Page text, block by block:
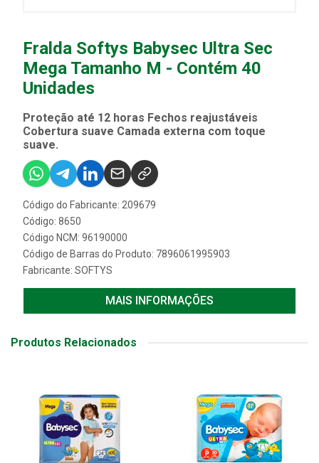
Fralda Softys Babysec Ultra Sec
Mega Tamanho M - Contém 40
Unidades
Proteção até 12 horas Fechos reajustáveis
Cobertura suave Camada externa com toque
suave.
Código do Fabricante: 209679
Código: 8650
Código NCM: 96190000
Código de Barras do Produto: 7896061995903
Fabricante: SOFTYS
MAIS INFORMAÇÕES
Produtos Relacionados